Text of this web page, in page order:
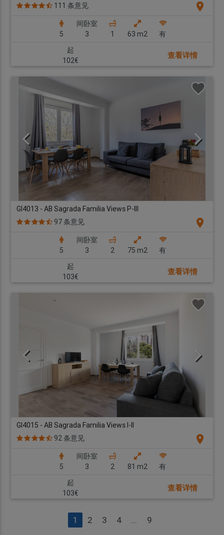
111 条意见
location_on
5
间卧室
3
1 63 m2
有
起
102€
查看详情
GI4013 - AB Sagrada Familia Views P-III
97 条意见
location_on
5
间卧室
3
2 75 m2
有
起
103€
查看详情
GI4015 - AB Sagrada Familia Views I-II
92 条意见
location_on
5
间卧室
3
2 81 m2
有
起
103€
查看详情
1 2 3 4 ... 9